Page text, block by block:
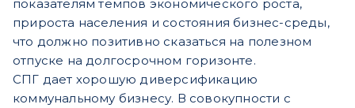
показателям темпов экономического роста,
прироста населения и состояния бизнес-среды,
что должно позитивно сказаться на полезном
отпуске на долгосрочном горизонте.
СПГ дает хорошую диверсификацию
коммунальному бизнесу. В совокупности с